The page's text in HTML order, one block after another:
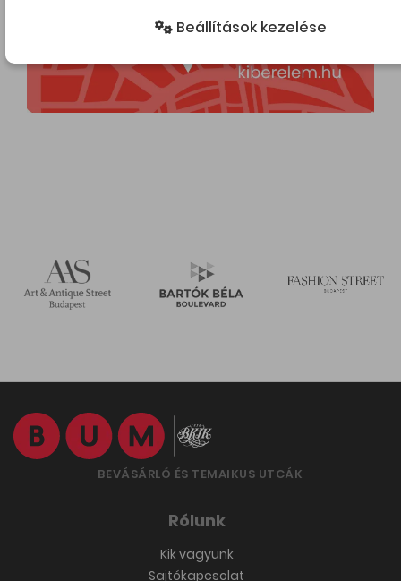
BEVÁSÁRLÓ ÉS TEMAIKUS UTCÁK
Rólunk
Kik vagyunk
Sajtókapcsolat
Beállítások kezelése